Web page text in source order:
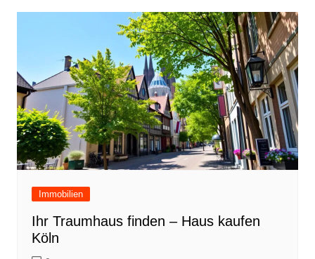
Immobilien
Ihr Traumhaus finden – Haus kaufen
Köln